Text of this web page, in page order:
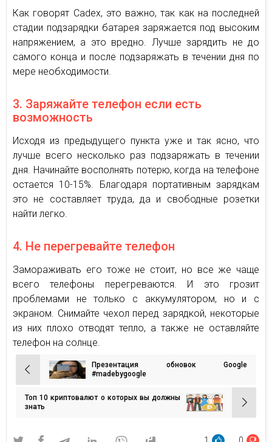
Как говорят Cadex, это важно, так как на последней
стадии подзарядки батарея заряжается под высоким
напряжением, а это вредно. Лучше зарядить не до
самого конца и после подзаряжать в течении дня по
мере необходимости.
3. Заряжайте телефон если есть
возможность
Исходя из предыдущего пункта уже и так ясно, что
лучше всего несколько раз подзаряжать в течении
дня. Начинайте восполнять потерю, когда на телефоне
остается 10-15%. Благодаря портативным зарядкам
это не составляет труда, да и свободные розетки
найти легко.
4. Не перегревайте телефон
Замораживать его тоже не стоит, но все же чаще
всего телефоны перегреваются. И это грозит
проблемами не только с аккумулятором, но и с
экраном. Снимайте чехол перед зарядкой, некоторые
из них плохо отводят тепло, а также не оставляйте
телефон на солнце.
Навигация
по
записям
Презентация обновок Google
#madebygoogle
Топ 10 криптовалют о которых вы должны
знать